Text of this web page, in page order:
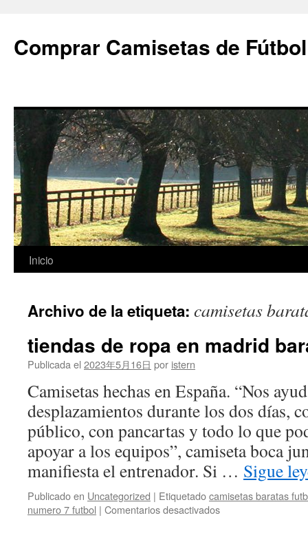
Comprar Camisetas de
Saltar
contenido
Inicio
Archivo de la etiqueta: camisetas
tiendas de ropa en madrid
Publicada el 2023年5月16日 por istern
Camisetas hechas en España. “Nos
desplazamientos durante los dos días,
público, con pancartas y todo lo que
apoyar a los equipos”, camiseta boca
manifiesta el entrenador. Si … Sigue
Publicado en Uncategorized | Etiquetadocamisetas baratas
numero 7 futbol | Comentarios desactivadosen